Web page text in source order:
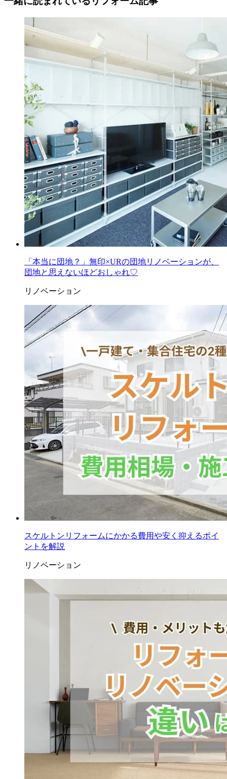
「本当に団地？」無印×URの団地リノベーションが、
団地と思えないほどおしゃれ♡
リノベーション
スケルトンリフォームにかかる費用や安く抑えるポイ
ントを解説
リノベーション